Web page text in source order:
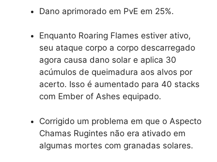
Dano aprimorado em PvE em 25%.
Enquanto Roaring Flames estiver ativo,
seu ataque corpo a corpo descarregado
agora causa dano solar e aplica 30
acúmulos de queimadura aos alvos por
acerto. Isso é aumentado para 40 stacks
com Ember of Ashes equipado.
Corrigido um problema em que o Aspecto
Chamas Rugintes não era ativado em
algumas mortes com granadas solares.